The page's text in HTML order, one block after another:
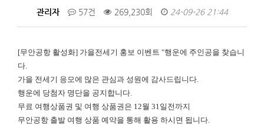
관리자 57건 269,230회 24-09-26 21:44
[무안공항 활성화] 가을전세기 홍보 이벤트 "행운에 주인공을 찾습니
다.
가을 전세기 응모에 많은 관심과 성원에 감사드립니다.
행운에 당첨자 명단을 공지합니다.
무료 여행상품권 및 여행 상품권은 12월 31일전까지
무안공항 출발 여행 상품 예약을 통해 활용 하시면 됩니다.